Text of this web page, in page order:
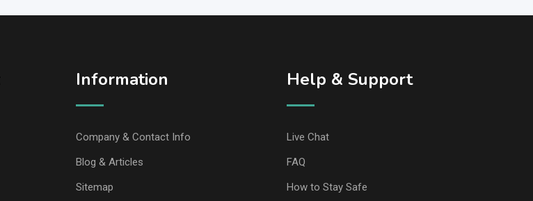
Information
Company & Contact Info
Blog & Articles
Sitemap
Help & Support
Live Chat
FAQ
How to Stay Safe